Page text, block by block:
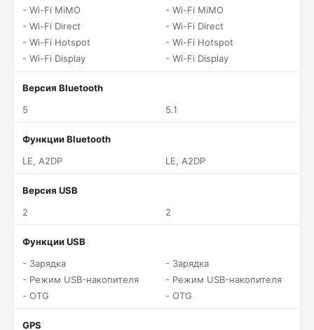
- Wi-Fi MiMO
- Wi-Fi Direct
- Wi-Fi Hotspot
- Wi-Fi Display
- Wi-Fi MiMO
- Wi-Fi Direct
- Wi-Fi Hotspot
- Wi-Fi Display
Версия Bluetooth
5
5.1
Функции Bluetooth
LE, A2DP
LE, A2DP
Версия USB
2
2
Функции USB
- Зарядка
- Режим USB-накопителя
- OTG
- Зарядка
- Режим USB-накопителя
- OTG
GPS